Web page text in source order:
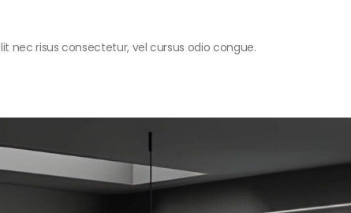
nec risus consectetur, vel cursus odio congue.